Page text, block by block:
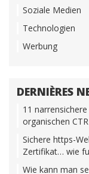
Soziale Medien
Technologien
Werbung
DERNIÈRES
11
organischen CTR
Sichere https-
Zertifikat… wie
Wie kann man